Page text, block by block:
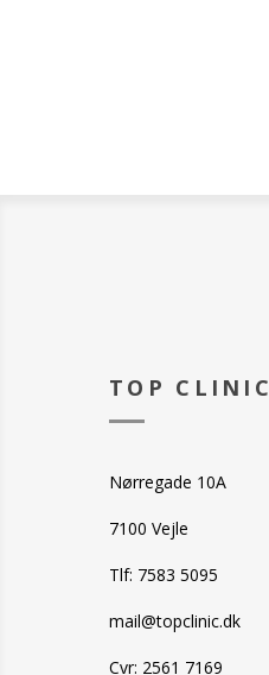
TOP CLINIC
Nørregade 10A
7100 Vejle
Tlf: 7583 5095
mail@topclinic.dk
Cvr: 2561 7169